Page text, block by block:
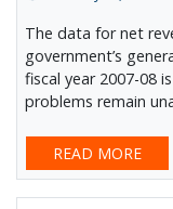
The data for net
government’s
fiscal year 2007-08
problems remain
READ MORE